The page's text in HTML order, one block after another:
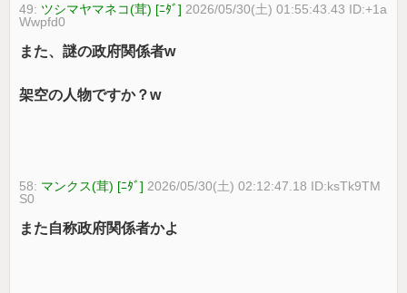
49: ツシマヤマネコ(茸) [ﾆﾀﾞ] 2026/05/30(土) 01:55:43.43 ID:+1a
Wwpfd0
また、謎の政府関係者w
架空の人物ですか？w
58: マンクス(茸) [ﾆﾀﾞ] 2026/05/30(土) 02:12:47.18 ID:ksTk9TM
S0
また自称政府関係者かよ